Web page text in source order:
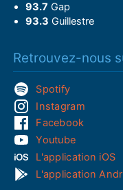
93.7 Gap
93.3 Guillestre
Retrouvez-nous
Spotify
Instagram
Facebook
Youtube
L'application iOS
L'application